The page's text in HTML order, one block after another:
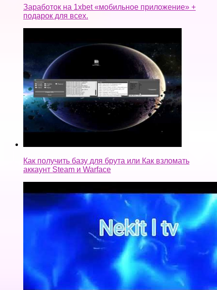
Как получить базу для брута или Как взломать
аккаунт Steam и Warface
Как заработать денег на телефоне